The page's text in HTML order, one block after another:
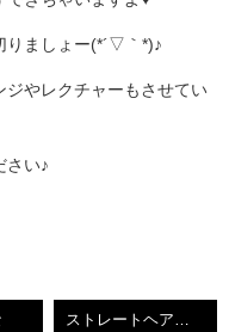
りましょー(*´▽｀*)♪
ジやレクチャーもさせてい
さい♪
ストレートヘア☆☆☆